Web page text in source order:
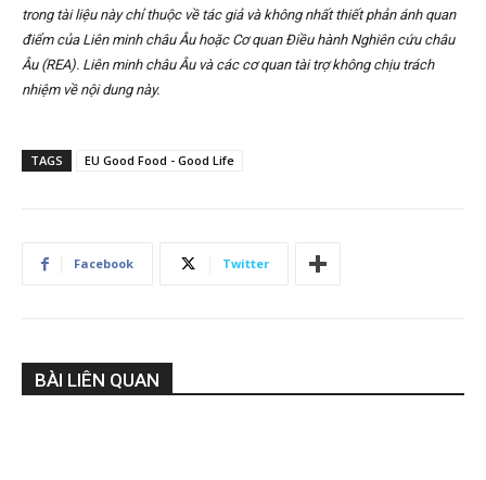
trong tài liệu này chỉ thuộc về tác giả và không nhất thiết phản ánh quan
điểm của Liên minh châu Âu hoặc Cơ quan Điều hành Nghiên cứu châu
Âu (REA). Liên minh châu Âu và các cơ quan tài trợ không chịu trách
nhiệm về nội dung này.
TAGS EU Good Food - Good Life
Facebook Twitter
BÀI LIÊN QUAN